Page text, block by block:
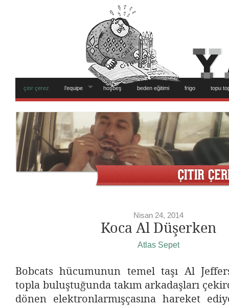
çıtır çerez l’equipe hoşbeş beden eğitimi frigo topu
Nisan 24, 2014
Koca Al Düşerken
Atlas Sepet
Bobcats hücumunun temel taşı Al
topla buluştuğunda takım arkadaşları
dönen elektronlarmışçasına hareket